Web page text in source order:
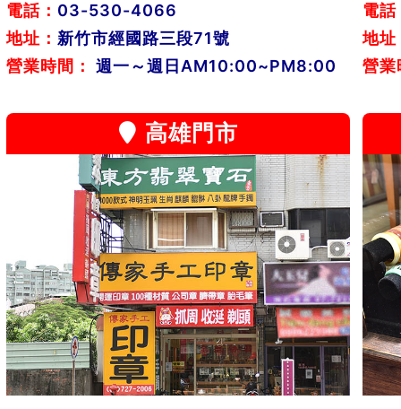
電話： 03-530-4066
地址： 新竹市經國路三段71號
營業時間：
週一～週日AM10:00~PM8:00
電話
地址
營業
高雄門市